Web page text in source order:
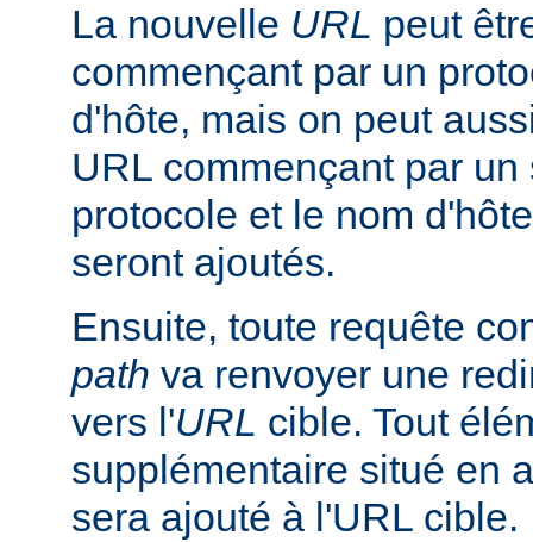
La nouvelle URL peut
commençant par un
d'hôte, mais on peut
URL commençant par
protocole et le nom
seront ajoutés.
Ensuite, toute requête
path va renvoyer une
vers l'URL cible. Tout
supplémentaire situé en
sera ajouté à l'URL cible.